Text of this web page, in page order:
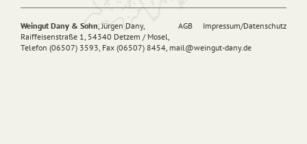
AGB Impressum/Datenschutz
Weingut Dany & Sohn, Jürgen Dany,
Raiffeisenstraße 1, 54340 Detzem / Mosel,
Telefon (06507) 3593, Fax (06507) 8454, mail@weingut-dany.de